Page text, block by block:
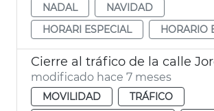
NADAL
NAVIDAD
HORARI ESPECIAL
HORARIO
Cierre al tráfico de la calle
modificado hace 7 meses
MOVILIDAD
TRÁFICO